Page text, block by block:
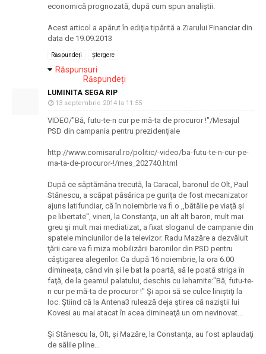
economică prognozată, după cum spun analiştii.
Acest articol a apărut în ediţia tipărită a Ziarului Financiar din
data de 19.09.2013
Răspundeți Ștergere
Răspunsuri
Răspundeți
LUMINITA SEGA RIP
13 septembrie 2014 la 11:55
VIDEO/"Bă, futu-te-n cur pe mă-ta de procuror !"/Mesajul
PSD din campania pentru prezidenţiale
http://www.comisarul.ro/politic/-video/ba-futu-te-n-cur-pe-
ma-ta-de-procuror-!/mes_202740.html
După ce săptămâna trecută, la Caracal, baronul de Olt, Paul
Stănescu, a scăpat păsărica pe guriţa de fost mecanizator
ajuns latifundiar, că în noiembrie va fi o ,,bătălie pe viaţă şi
pe libertate'', vineri, la Constanţa, un alt alt baron, mult mai
greu şi mult mai mediatizat, a fixat sloganul de campanie din
spatele minciunilor de la televizor. Radu Mazăre a dezvăluit
ţării care va fi miza mobilizării baronilor din PSD pentru
câştigarea alegerilor. Ca după 16 noiembrie, la ora 6.00
dimineaţa, când vin şi le bat la poartă, să le poată striga în
faţă, de la geamul palatului, deschis cu lehamite:"Bă, futu-te-
n cur pe mă-ta de procuror !" Şi apoi să se culce liniştiţi la
loc. Ştiind că la Antena3 rulează deja ştirea că naziştii lui
Kovesi au mai atacat în acea dimineaţă un om nevinovat...
Şi Stănescu la, Olt, şi Mazăre, la Constanţa, au fost aplaudaţi
de sălile pline...